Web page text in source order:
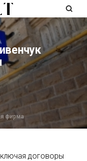
фирма
договоры